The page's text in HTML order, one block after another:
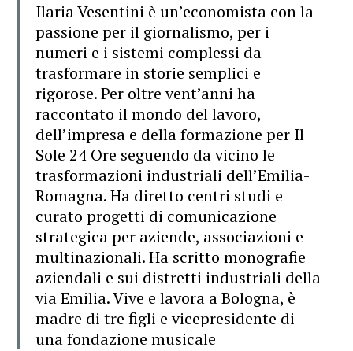
Ilaria Vesentini è un’economista con la
passione per il giornalismo, per i
numeri e i sistemi complessi da
trasformare in storie semplici e
rigorose. Per oltre vent’anni ha
raccontato il mondo del lavoro,
dell’impresa e della formazione per Il
Sole 24 Ore seguendo da vicino le
trasformazioni industriali dell’Emilia-
Romagna. Ha diretto centri studi e
curato progetti di comunicazione
strategica per aziende, associazioni e
multinazionali. Ha scritto monografie
aziendali e sui distretti industriali della
via Emilia. Vive e lavora a Bologna, è
madre di tre figli e vicepresidente di
una fondazione musicale